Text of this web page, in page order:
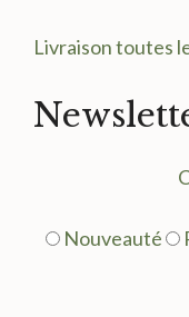
Livraison toutes
Nouveauté